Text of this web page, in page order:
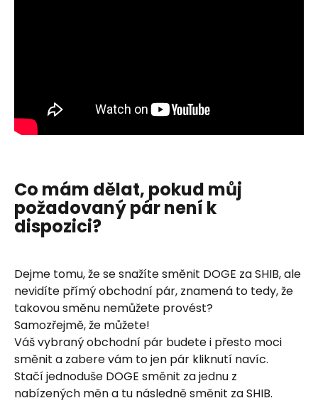
Co mám dělat, pokud můj
požadovaný pár není k
dispozici?
Dejme tomu, že se snažíte směnit DOGE za SHIB, ale
nevidíte přímý obchodní pár, znamená to tedy, že
takovou směnu nemůžete provést?
Samozřejmě, že můžete!
Váš vybraný obchodní pár budete i přesto moci
směnit a zabere vám to jen pár kliknutí navíc.
Stačí jednoduše DOGE směnit za jednu z
nabízených měn a tu následně směnit za SHIB.